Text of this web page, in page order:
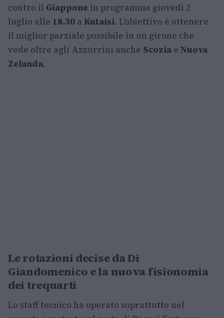
contro il Giappone in programma giovedì 2
luglio alle 18.30 a Kutaisi. L’obiettivo è ottenere
il miglior parziale possibile in un girone che
vede oltre agli Azzurrini anche Scozia e Nuova
Zelanda.
Le rotazioni decise da Di
Giandomenico e la nuova fisionomia
dei trequarti
Lo staff tecnico ha operato soprattutto nel